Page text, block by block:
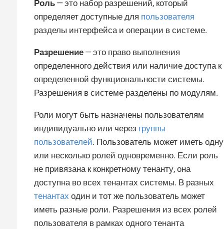
Роль — это набор разрешений, который
определяет доступные для пользователя
разделы интерфейса и операции в системе.
Разрешение — это право выполнения
определенного действия или наличие доступа к
определенной функциональности системы.
Разрешения в системе разделены по модулям.
Роли могут быть назначены пользователям
индивидуально или через группы
пользователей. Пользователь может иметь одну
или несколько ролей одновременно. Если роль
не привязана к конкретному тенанту, она
доступна во всех тенантах системы. В разных
тенантах один и тот же пользователь может
иметь разные роли. Разрешения из всех ролей
пользователя в рамках одного тенанта